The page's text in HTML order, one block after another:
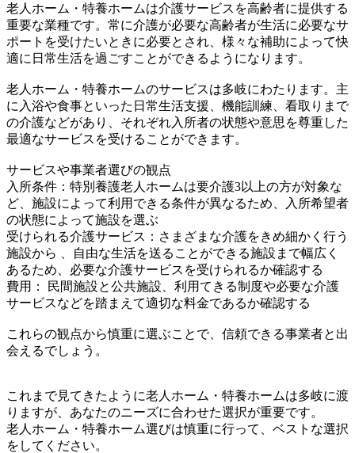
老人ホーム・特養ホームは介護サービスを高齢者に提供する
重要な業種です。常に介護が必要な高齢者が生活に必要なサ
ポートを受けたいときに必要とされ、様々な補助によって快
適に日常生活を過ごすことができるようになります。
老人ホーム・特養ホームのサービスは多岐にわたります。主
に入浴や食事といった日常生活支援、機能訓練、看取りまで
の介護などがあり、それぞれ入所者の状態や意思を尊重した
最適なサービスを受けることができます。
サービスや事業者選びの観点
入所条件：特別養護老人ホームは要介護3以上の方が対象な
ど、施設によって利用できる条件が異なるため、入所希望者
の状態によって施設を選ぶ
受けられる介護サービス：さまざまな介護をきめ細かく行う
施設から 、自由な生活を送ることができる施設まで幅広く
あるため、必要な介護サービスを受けられるか確認する
費用： 民間施設と公共施設、利用てきる制度や必要な介護
サービスなどを踏まえて適切な料金であるか確認する
これらの観点から慎重に選ぶことで、信頼できる事業者と出
会えるでしょう。
これまで見てきたように老人ホーム・特養ホームは多岐に渡
りますが、あなたのニーズに合わせた選択が重要です。
老人ホーム・特養ホーム選びは慎重に行って、ベストな選択
をしてください。